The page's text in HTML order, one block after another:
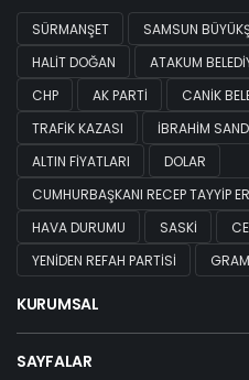
SÜRMANŞET
SAMSUN
HALIT DOĞAN
ATAKUM
CHP
AK PARTI CANIK
TRAFIK KAZASI
İBRAHIM
ALTIN FIYATLARI
DOLAR
CUMHURBAŞKANI RECEP TAYYIP
HAVA DURUMU
SASKİ
YENIDEN REFAH PARTISI
KURUMSAL
SAYFALAR